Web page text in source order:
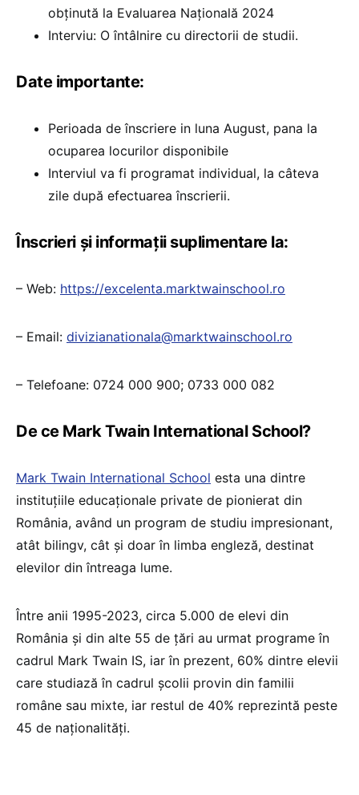
obținută la Evaluarea Națională 2024
Interviu: O întâlnire cu directorii de studii.
Date importante:
Perioada de înscriere in luna August, pana la
ocuparea locurilor disponibile
Interviul va fi programat individual, la câteva
zile după efectuarea înscrierii.
Înscrieri și informații suplimentare la:
– Web: https://excelenta.marktwainschool.ro
– Email: divizianationala@marktwainschool.ro
– Telefoane: 0724 000 900; 0733 000 082
De ce Mark Twain International School?
Mark Twain International School esta una dintre
instituțiile educaționale private de pionierat din
România, având un program de studiu impresionant,
atât bilingv, cât și doar în limba engleză, destinat
elevilor din întreaga lume.
Între anii 1995-2023, circa 5.000 de elevi din
România și din alte 55 de țări au urmat programe în
cadrul Mark Twain IS, iar în prezent, 60% dintre elevii
care studiază în cadrul școlii provin din familii
române sau mixte, iar restul de 40% reprezintă peste
45 de naționalități.